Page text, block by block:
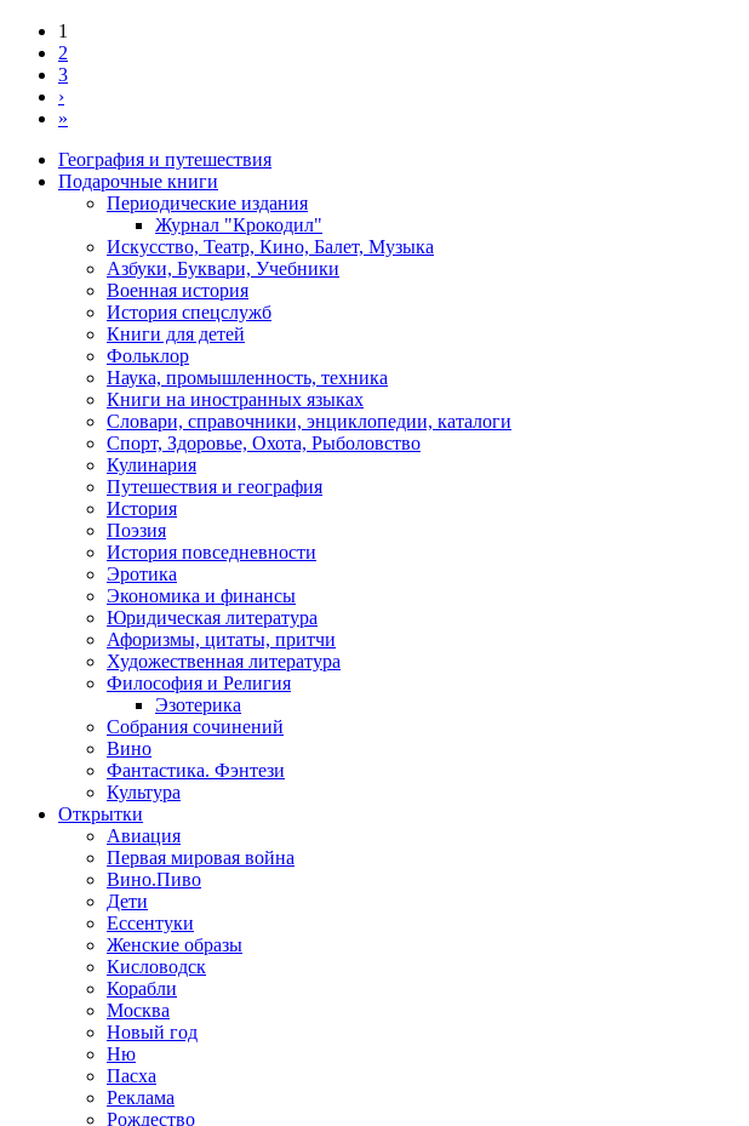
Нумерация
страниц
1
2
3
›
страница
»
Разделы
каталога
География и путешествия
Подарочные книги
Периодические издания
Журнал "Крокодил"
Искусство, Театр, Кино, Балет, Музыка
Азбуки, Буквари, Учебники
Военная история
История спецслужб
Книги для детей
Фольклор
Наука, промышленность, техника
Книги на иностранных языках
Словари, справочники, энциклопедии, каталоги
Спорт, Здоровье, Охота, Рыболовство
Кулинария
Путешествия и география
История
Поэзия
История повседневности
Эротика
Экономика и финансы
Юридическая литература
Афоризмы, цитаты, притчи
Художественная литература
Философия и Религия
Эзотерика
Собрания сочинений
Вино
Фантастика. Фэнтези
Культура
Открытки
Авиация
Первая мировая война
Вино.Пиво
Дети
Ессентуки
Женские образы
Кисловодск
Корабли
Москва
Новый год
Ню
Пасха
Реклама
Рождество